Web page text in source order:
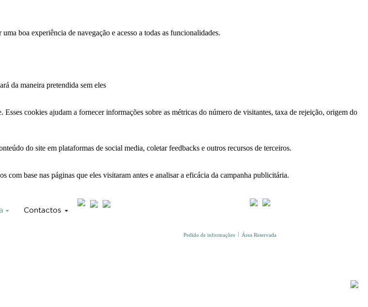
boa experiência de navegação e acesso a todas as funcionalidades.
da maneira pretendida sem eles
cookies ajudam a fornecer informações sobre as métricas do número de visitantes, taxa de rejeição, origem do
do site em plataformas de social media, coletar feedbacks e outros recursos de terceiros.
com base nas páginas que eles visitaram antes e analisar a eficácia da campanha publicitária.
Pedido de informações Área Reservada